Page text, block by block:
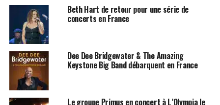
Beth Hart de retour pour une série de
concerts en France
Dee Dee Bridgewater & The Amazing
Keystone Big Band débarquent en France
Le groupe Primus en concert à L’Olympia le